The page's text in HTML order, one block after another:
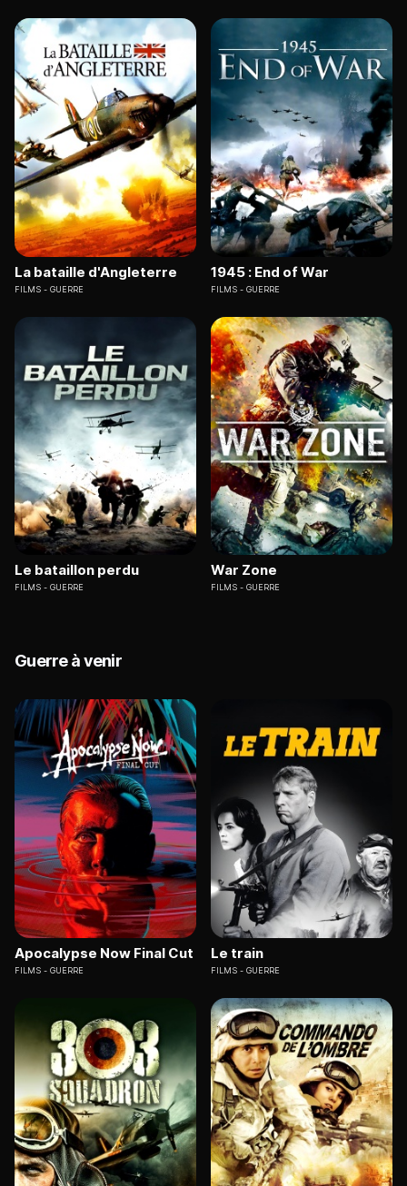
La bataille d'Angleterre
FILMS GUERRE
1945 : End of War
FILMS GUERRE
Le bataillon perdu
FILMS GUERRE
War Zone
FILMS GUERRE
Guerre à venir
Apocalypse Now Final Cut
FILMS GUERRE
Le train
FILMS GUERRE